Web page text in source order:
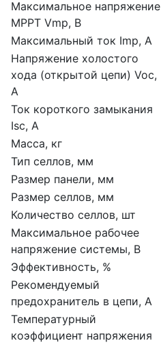
Максимальное напряжение
МРРТ Vmp, В
Максимальный ток Imp, А
Напряжение холостого
хода (открытой цепи) Voc,
A
Ток короткого замыкания
Isc, A
Масса, кг
Тип селлов, мм
Размер панели, мм
Размер селлов, мм
Количество селлов, шт
Максимальное рабочее
напряжение системы, В
Эффективность, %
Рекомендуемый
предохранитель в цепи, А
Температурный
коэффициент напряжения